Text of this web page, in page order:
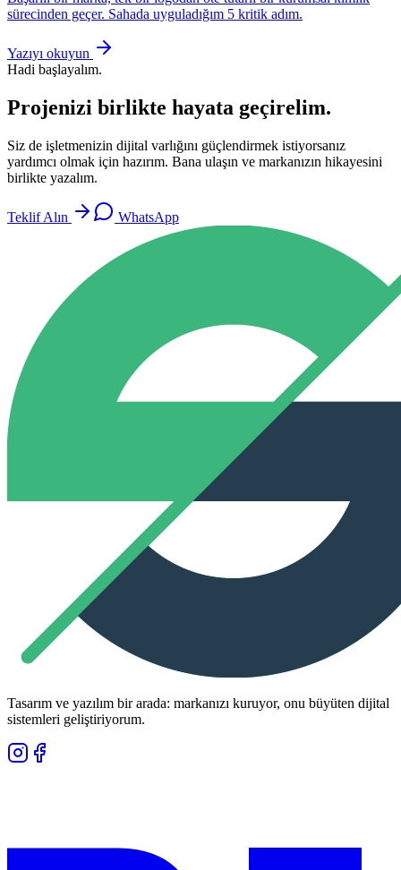
sürecinden geçer. Sahada uyguladığım 5 kritik adım.
Yazıyı okuyun
Hadi başlayalım.
Projenizi birlikte hayata geçirelim.
Siz de işletmenizin dijital varlığını güçlendirmek istiyorsanız
yardımcı olmak için hazırım. Bana ulaşın ve markanızın hikayesini
birlikte yazalım.
Teklif Alın WhatsApp
Tasarım ve yazılım bir arada: markanızı kuruyor, onu büyüten dijital
sistemleri geliştiriyorum.